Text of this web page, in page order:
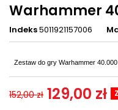
Warhammer
Indeks5011921157006
Zestaw do gry Warhammer 40.000
152,00 zł 129,00 zł